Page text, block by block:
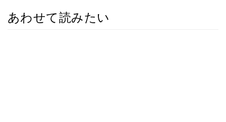
あわせて読みたい